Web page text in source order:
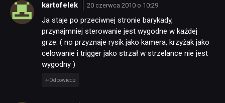
kartofelek 20 czerwca 2010 o 10:29
Ja staje po przeciwnej stronie barykady,
przynajmniej sterowanie jest wygodne w każdej
grze. ( no przyznaje rysik jako kamera, krzyżak jako
celowanie i trigger jako strzał w strzelance nie jest
wygodny )
Odpowiedz